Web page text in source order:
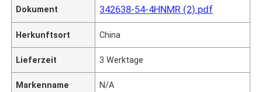
Dokument 342638-54-4HNMR (2).pdf
Herkunftsort China
Lieferzeit 3 Werktage
Markenname N/A